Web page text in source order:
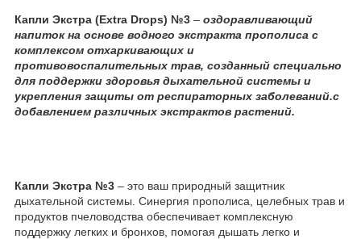
Капли Экстра (Extra Drops) №3 – оздоравливающий
напиток на основе водного экстракта прополиса с
комплексом отхаркивающих и
противовоспалительных трав, созданный специально
для поддержки здоровья дыхательной системы и
укрепления защиты от респираторных заболеваний.с
добавлением различных экстрактов растений.
Капли Экстра №3 – это ваш природный защитник
дыхательной системы. Синергия прополиса, целебных трав и
продуктов пчеловодства обеспечивает комплексную
поддержку легких и бронхов, помогая дышать легко и